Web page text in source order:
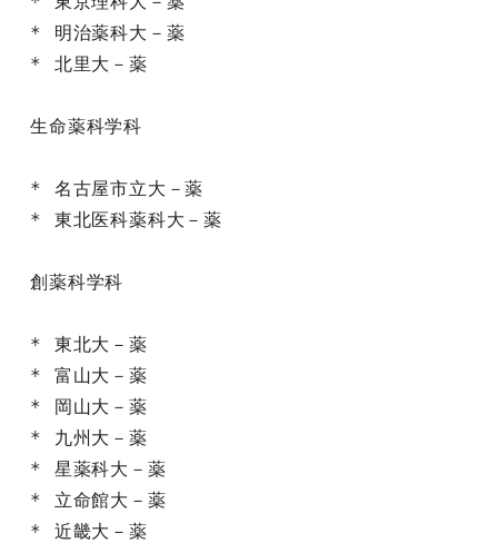
* 明治薬科大－薬
* 北里大－薬
生命薬科学科
* 名古屋市立大－薬
* 東北医科薬科大－薬
創薬科学科
* 東北大－薬
* 富山大－薬
* 岡山大－薬
* 九州大－薬
* 星薬科大－薬
* 立命館大－薬
* 近畿大－薬